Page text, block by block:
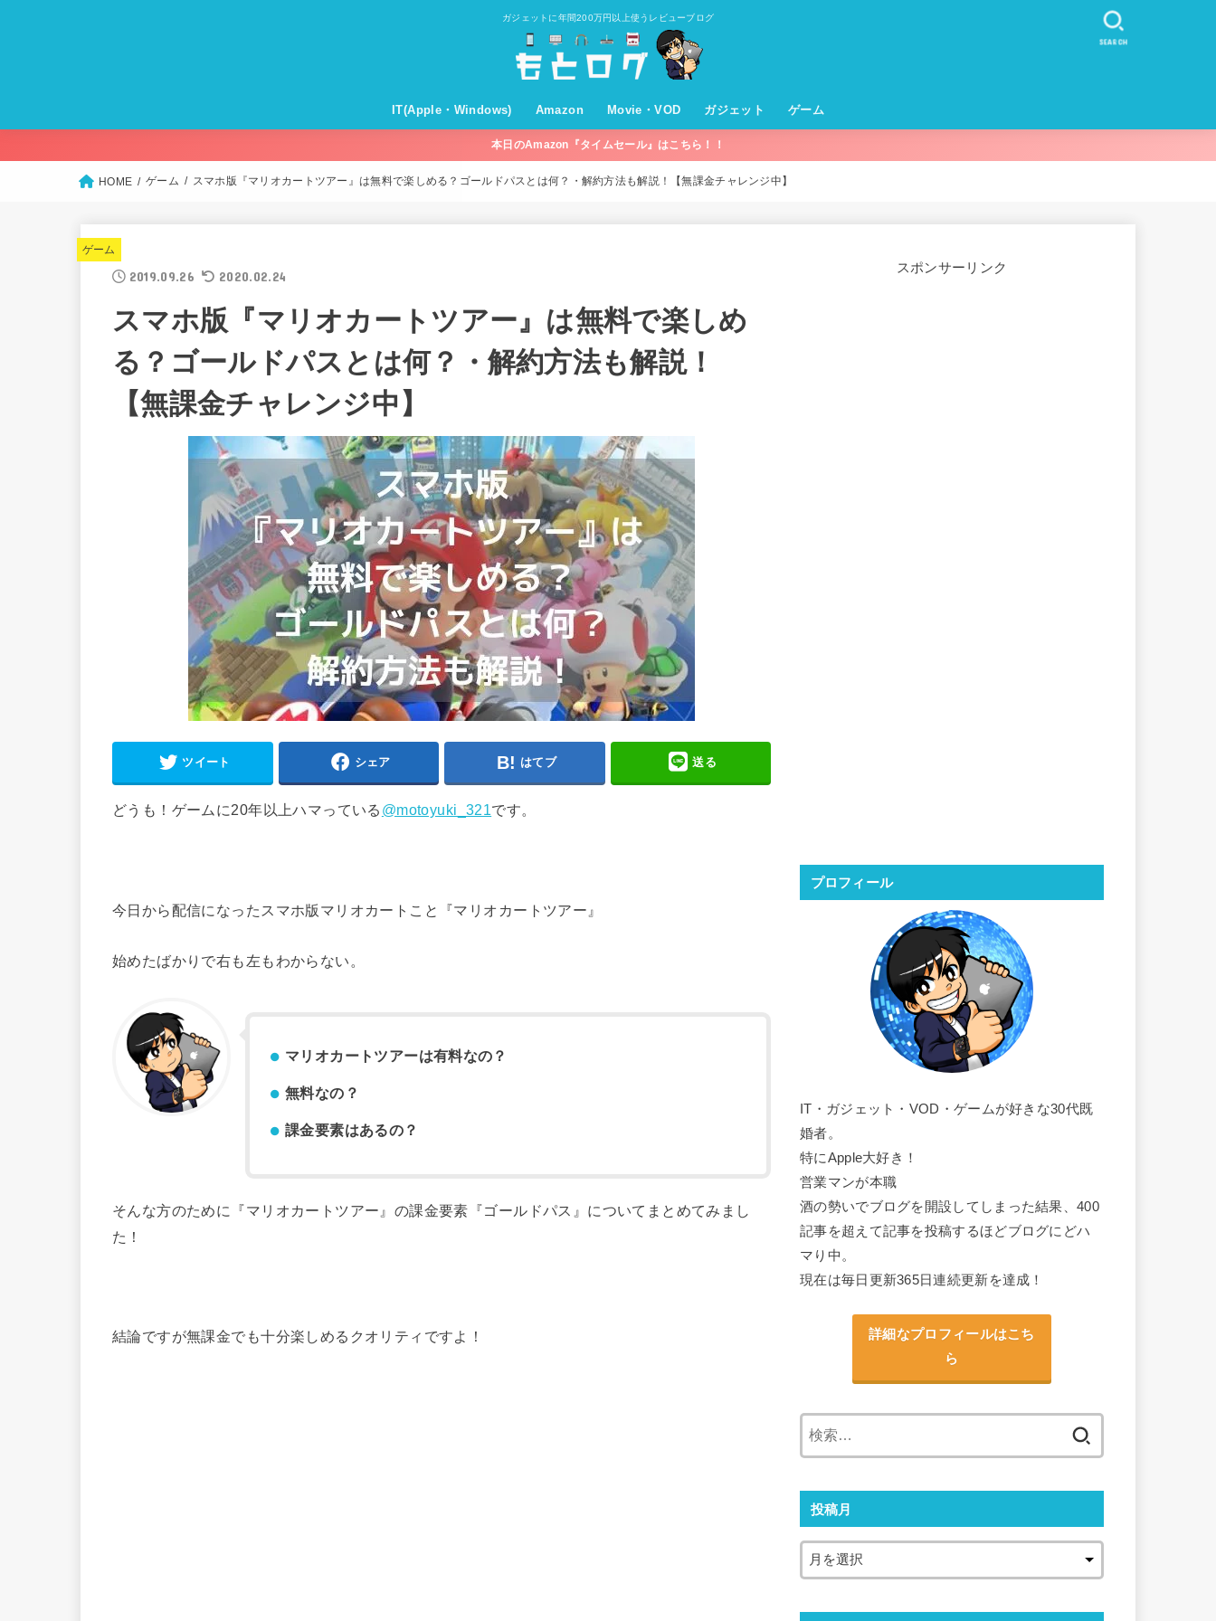
ガジェットに年間200万円以上使うレビューブログ
IT(Apple・Windows)
iPhone・iPad・iOS
モバイル回線・通信機器
Amazon
プライム会員
プライムビデオ
ミュージック
オーディブル
キンドル
Amazonパントリー
セールやキャンペーン
買ってよかったものまとめ
Movie・VOD
Movie
VOD
ガジェット
モバイルバッテリー
充電器
ケーブル
オーディオ(スピーカー・イヤホ
ン)
ホームシアター
VODデバイス
WiFi
パソコン関係
家電
その他
ゲーム
SEARCH
本日のAmazon『タイムセール』はこちら！！
HOME ゲーム スマホ版『マリオカートツアー』は無料で楽しめる？ゴールドパスとは何？・解約方法も解説！【無課金チャレンジ中】
ゲーム
2019.09.26 2020.02.24
スマホ版『マリオカートツアー』は無料で楽しめ
る？ゴールドパスとは何？・解約方法も解説！
【無課金チャレンジ中】
ツイート シェア はてブ 送る
どうも！ゲームに20年以上ハマっている @motoyuki_321です。
今日から配信になったスマホ版マリオカートこと『マリオカートツアー』
始めたばかりで右も左もわからない。
マリオカートツアーは有料なの？
無料なの？
課金要素はあるの？
そんな方のために『マリオカートツアー』の課金要素『ゴールドパス』についてまとめてみまし
た！
結論ですが無課金でも十分楽しめるクオリティですよ！
スポンサーリンク
プロフィール
IT・ガジェット・VOD・ゲームが好きな30代既
婚者。
特にApple大好き！
営業マンが本職
酒の勢いでブログを開設してしまった結果、400
記事を超えて記事を投稿するほどブログにどハ
マり中。
現在は毎日更新365日連続更新を達成！
詳細なプロフィールはこち
ら
投稿月